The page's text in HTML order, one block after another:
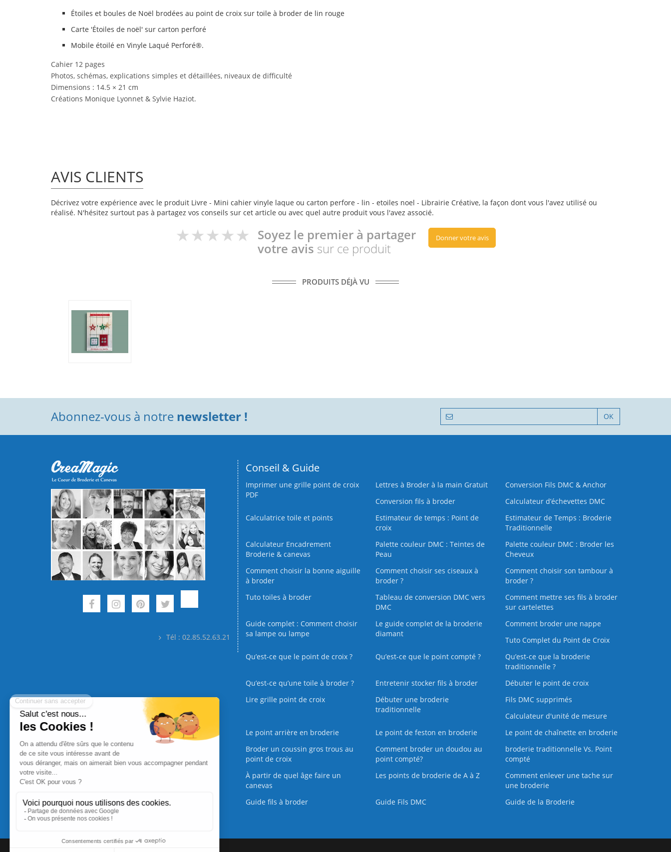
Étoiles et boules de Noël brodées au point de croix sur toile à broder de lin rouge
Carte 'Étoiles de noël' sur carton perforé
Mobile étoilé en Vinyle Laqué Perforé®.
Cahier 12 pages
Photos, schémas, explications simples et détaillées, niveaux de difficulté
Dimensions : 14.5 × 21 cm
Créations Monique Lyonnet & Sylvie Haziot.
AVIS CLIENTS
Décrivez votre expérience avec le produit Livre - Mini cahier vinyle laque ou carton perfore - lin - etoiles noel - Librairie Créative, la façon dont vous l'avez utilisé ou
réalisé. N'hésitez surtout pas à partagez vos conseils sur cet article ou avec quel autre produit vous l'avez associé.
Soyez le premier à partager
votre avis sur ce produit
Donner votre avis
PRODUITS DÉJÀ VU
Abonnez-vous à notre newsletter ! OK
Tél : 02.85.52.63.21
Conseil & Guide
Imprimer une grille point de croix
PDF
Lettres à Broder à la main Gratuit
Conversion Fils DMC & Anchor
Conversion fils à broder
Calculateur d’échevettes DMC
Calculatrice toile et points
Estimateur de temps : Point de
croix
Estimateur de Temps : Broderie
Traditionnelle
Calculateur Encadrement
Broderie & canevas
Palette couleur DMC : Teintes de
Peau
Palette couleur DMC : Broder les
Cheveux
Comment choisir la bonne aiguille
à broder
Comment choisir ses ciseaux à
broder ?
Comment choisir son tambour à
broder ?
Tuto toiles à broder
Tableau de conversion DMC vers
DMC
Comment mettre ses fils à broder
sur cartelettes
Guide complet : Comment choisir
sa lampe ou lampe
Le guide complet de la broderie
diamant
Comment broder une nappe
Tuto Complet du Point de Croix
Qu’est-ce que le point de croix ?
Qu’est-ce que le point compté ?
Qu’est-ce que la broderie
traditionnelle ?
Qu’est‑ce qu’une toile à broder ?
Entretenir stocker fils à broder
Débuter le point de croix
Lire grille point de croix
Débuter une broderie
traditionnelle
Fils DMC supprimés
Calculateur d'unité de mesure
Le point arrière en broderie
Le point de feston en broderie
Le point de chaînette en broderie
Broder un coussin gros trous au
point de croix
Comment broder un doudou au
point compté?
broderie traditionnelle Vs. Point
compté
À partir de quel âge faire un
canevas
Les points de broderie de A à Z
Comment enlever une tache sur
une broderie
Guide fils à broder
Guide Fils DMC Guide de la Broderie